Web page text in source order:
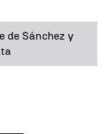
de Sánchez y